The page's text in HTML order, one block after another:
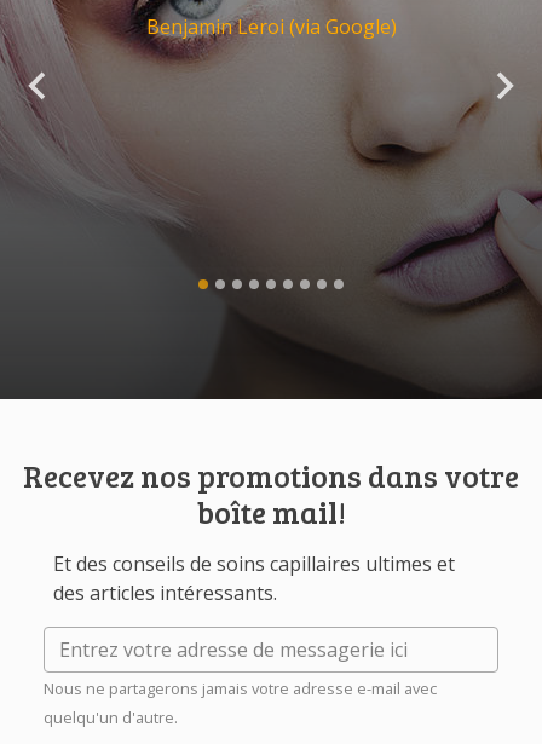
Benjamin Leroi (via Google)
Recevez nos promotions dans votre
boîte mail!
Et des conseils de soins capillaires ultimes et
des articles intéressants.
Nous ne partagerons jamais votre adresse e-mail avec
quelqu'un d'autre.